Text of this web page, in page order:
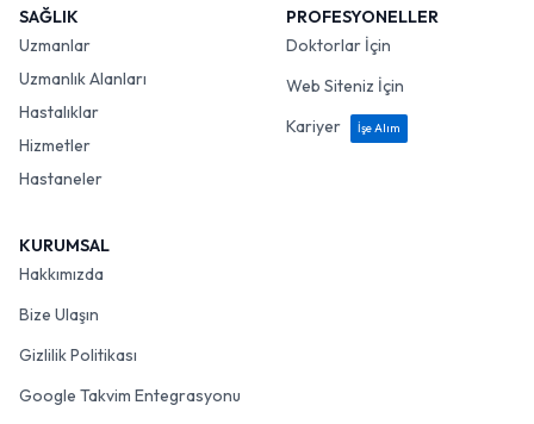
SAĞLIK
Uzmanlar
Uzmanlık Alanları
Hastalıklar
Hizmetler
Hastaneler
PROFESYONELLER
Doktorlar İçin
Web Siteniz İçin
Kariyer
İşe Alım
KURUMSAL
Hakkımızda
Bize Ulaşın
Gizlilik Politikası
Google Takvim Entegrasyonu